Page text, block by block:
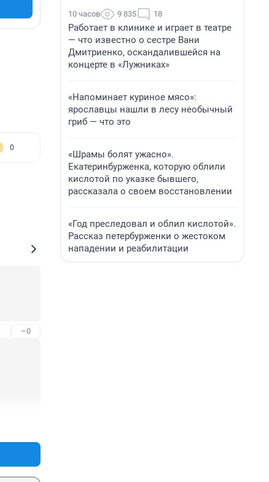
0
–0
10 часов 9 835 18
Работает в клинике и играет в театре
— что известно о сестре Вани
Дмитриенко, оскандалившейся на
концерте в «Лужниках»
«Напоминает куриное мясо»:
ярославцы нашли в лесу необычный
гриб — что это
«Шрамы болят ужасно».
Екатеринбурженка, которую облили
кислотой по указке бывшего,
рассказала о своем восстановлении
«Год преследовал и облил кислотой».
Рассказ петербурженки о жестоком
нападении и реабилитации